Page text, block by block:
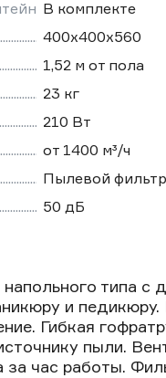
В комплекте
400х400х560
1,52 м от пола
23 кг
210 Вт
от 1400 м³/ч
Пылевой
50 дБ
типа с
и
Гибкая
пыли.
час работы.